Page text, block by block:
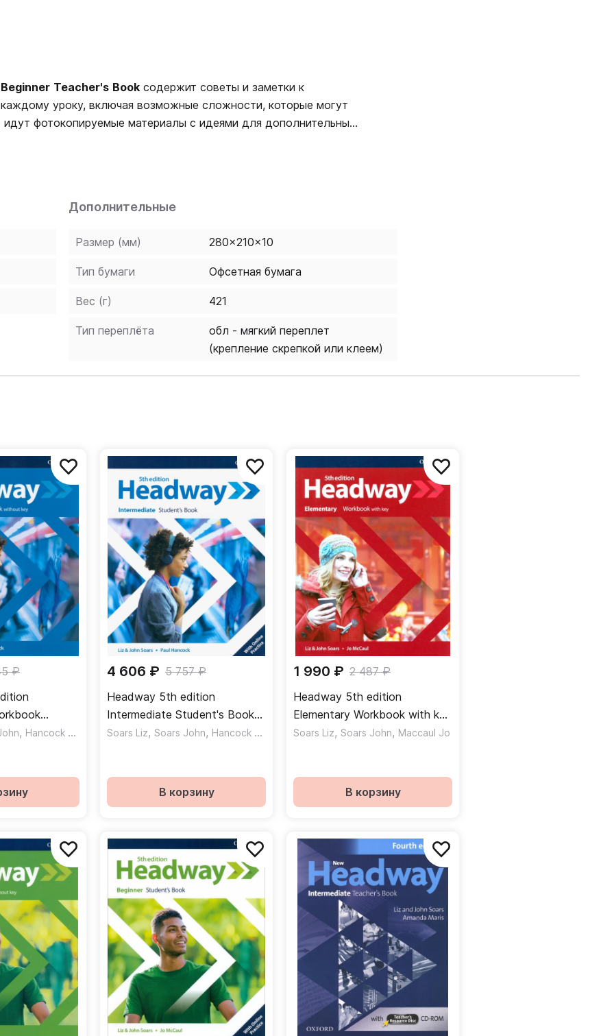
Beginner Teacher's Book содержит советы и заметки к
уроку, включая возможные сложности, которые могут
фотокопируемые материалы с идеями для дополнительных
и итоговыми тестами, упражнениями в формате CLIL, ценной
Дополнительные
Размер (мм) 280x210x10
Тип бумаги Офсетная бумага
Вес (г) 421
Тип переплёта
обл - мягкий переплет
(крепление скрепкой или клеем)
₽
тетрадь
, Hancock Paul
4 606 ₽ 5 757 ₽
Headway 5th edition
Intermediate Student's Book
with Online Practice Учебник
Soars Liz, Soars John, Hancock Paul
В корзину
1 990 ₽ 2 487 ₽
Headway 5th edition
Elementary Workbook with key
Рабочая тетрадь с ответами
Soars Liz, Soars John, Maccaul Jo
В корзину